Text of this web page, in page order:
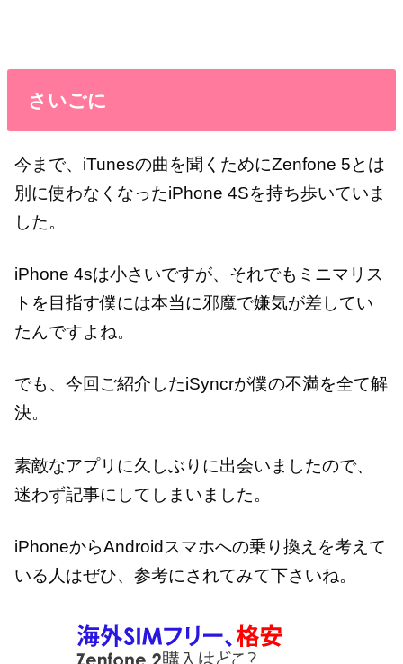
さいごに
今まで、iTunesの曲を聞くためにZenfone 5とは
別に使わなくなったiPhone 4Sを持ち歩いていま
した。
iPhone 4sは小さいですが、それでもミニマリス
トを目指す僕には本当に邪魔で嫌気が差してい
たんですよね。
でも、今回ご紹介したiSyncrが僕の不満を全て解
決。
素敵なアプリに久しぶりに出会いましたので、
迷わず記事にしてしまいました。
iPhoneからAndroidスマホへの乗り換えを考えて
いる人はぜひ、参考にされてみて下さいね。